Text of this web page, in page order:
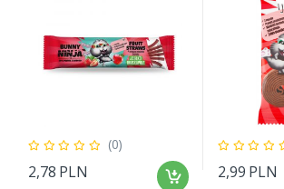
(0)
2,78 PLN 2,99 PLN